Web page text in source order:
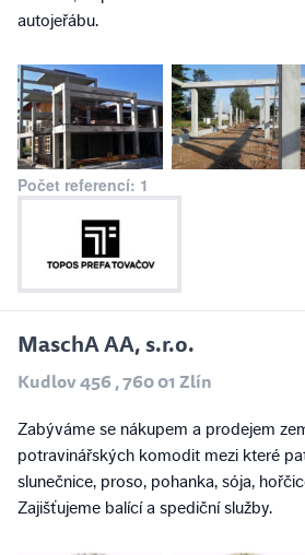
autojeřábu.
Počet referencí: 1
MaschA AA, s.r.o.
Kudlov 456 , 760 01 Zlín
Zabýváme se nákupem a prodejem
potravinářských komodit mezi které
slunečnice, proso, pohanka, sója,
Zajišťujeme balící a spediční služby.